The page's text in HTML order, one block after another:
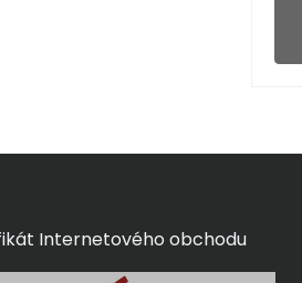
Internetového obchodu